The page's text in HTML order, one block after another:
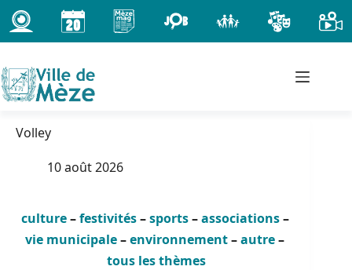
Passer
au
contenu
Volley
10 août 2026
culture–festivités–sports–associations–
vie municipale–environnement–autre–
tous les thèmes